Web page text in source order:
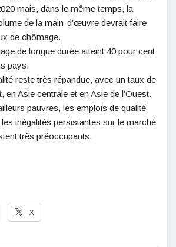
mais, dans le même temps, la
de la main-d’œuvre devrait faire
de chômage.
de longue durée atteint 40 pour cent
pays.
reste très répandue, avec un taux de
en Asie centrale et en Asie de l’Ouest.
pauvres, les emplois de qualité
inégalités persistantes sur le marché
très préoccupants.
X